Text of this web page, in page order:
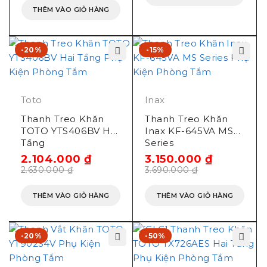
THÊM VÀO GIỎ HÀNG
-20%
Toto
Thanh Treo Khăn
TOTO YTS406BV Hai
Tầng
2.630.000₫
2.104.000₫
THÊM VÀO GIỎ HÀNG
-15%
Inax
Thanh Treo Khăn
Inax KF-645VA MS
Series
3.690.000₫
3.150.000₫
THÊM VÀO GIỎ HÀNG
-20% -50%